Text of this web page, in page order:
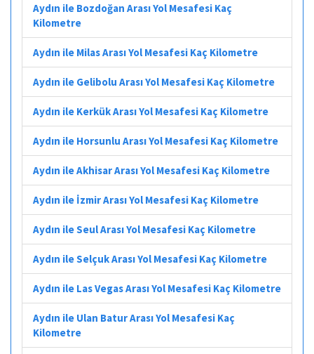
Aydın ile Bozdoğan Arası Yol Mesafesi Kaç
Kilometre
Aydın ile Milas Arası Yol Mesafesi Kaç Kilometre
Aydın ile Gelibolu Arası Yol Mesafesi Kaç Kilometre
Aydın ile Kerkük Arası Yol Mesafesi Kaç Kilometre
Aydın ile Horsunlu Arası Yol Mesafesi Kaç Kilometre
Aydın ile Akhisar Arası Yol Mesafesi Kaç Kilometre
Aydın ile İzmir Arası Yol Mesafesi Kaç Kilometre
Aydın ile Seul Arası Yol Mesafesi Kaç Kilometre
Aydın ile Selçuk Arası Yol Mesafesi Kaç Kilometre
Aydın ile Las Vegas Arası Yol Mesafesi Kaç Kilometre
Aydın ile Ulan Batur Arası Yol Mesafesi Kaç
Kilometre